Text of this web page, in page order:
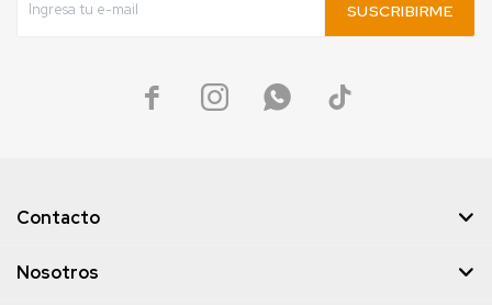
SUSCRIBIRME
   
Contacto
Nosotros